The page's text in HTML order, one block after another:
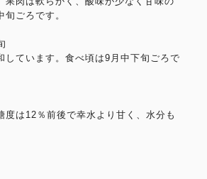
ごろです。
ています。食べ頃は9月中下旬ごろで
は12％前後で幸水より甘く、水分も